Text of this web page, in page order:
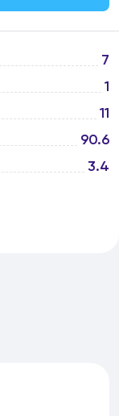
7
1
11
90.6
3.4